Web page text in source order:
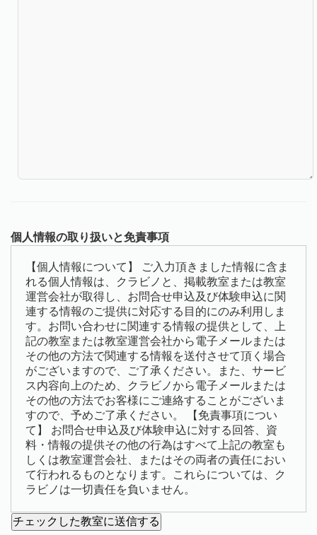
個人情報の取り扱いと免責事項
【個人情報について】 ご入力頂きました情報に含ま
れる個人情報は、クラビノと、掲載教室または教室
運営会社が取得し、お問合せ申込及び体験申込に関
連する情報のご提供に対応する目的にのみ利用しま
す。お問い合わせに関連する情報の提供として、上
記の教室または教室運営会社から電子メールまたは
その他の方法で関連する情報を送付させて頂く場合
がございますので、ご了承ください。また、サービ
ス内容向上のため、クラビノから電子メールまたは
その他の方法でお客様にご連絡することがございま
すので、予めご了承ください。 【免責事項につい
て】 お問合せ申込及び体験申込に対する回答、資
料・情報の提供その他の行為はすべて上記の教室も
しくは教室運営会社、またはその両者の責任におい
て行われるものとなります。これらについては、ク
ラビノは一切責任を負いません。